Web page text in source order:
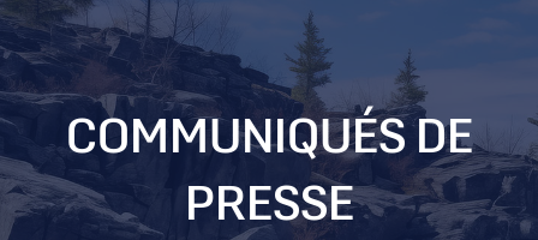
COMMUNIQUÉS DE
PRESSE